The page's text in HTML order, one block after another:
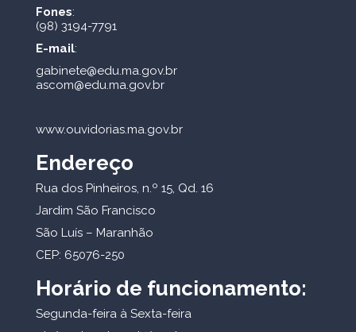
Fones:
(98) 3194-7791
E-mail:
gabinete@edu.ma.gov.br
ascom@edu.ma.gov.br
www.ouvidorias.ma.gov.br
Endereço
Rua dos Pinheiros, n.º 15, Qd. 16
Jardim São Francisco
São Luís – Maranhão
CEP: 65076-250
Horário de funcionamento:
Segunda-feira à Sexta-feira